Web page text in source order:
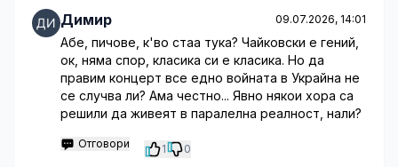
Димир 09.07.2026, 14:01
Абе, пичове, к'во стаа тука? Чайковски е гений,
ок, няма спор, класика си е класика. Но да
правим концерт все едно войната в Украйна не
се случва ли? Ама честно... Явно някои хора са
решили да живеят в паралелна реалност, нали?
Отговори 1 0